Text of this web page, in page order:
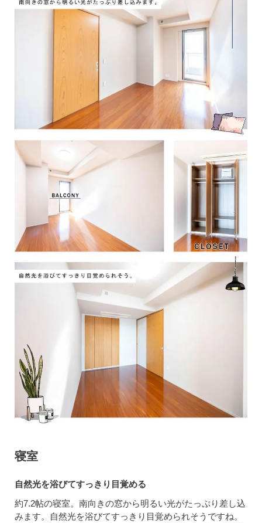
寝室
自然光を浴びてすっきり目覚める
約7.2帖の寝室。南向きの窓から明るい光がたっぷり差し込
みます。自然光を浴びてすっきり目覚められそうですね。